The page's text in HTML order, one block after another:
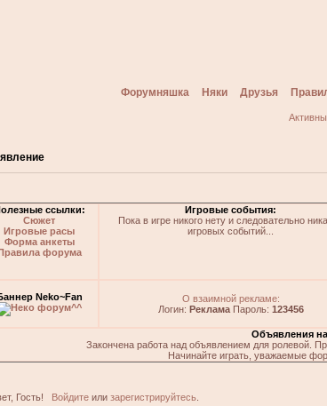
Форумняшка Няки Друзья
ссылки:
Сюжет
Игровые расы
Форма анкеты
Правила форума
Игровые события:
Пока в игре никого нету и следовательно
игровых событий...
Neko~Fan
О взаимной рекламе:
Логин: РекламаПароль: 123456
Объявления
Закончена работа над объявлением для ролевой.
Начинайте играть, уважаемые
Гость! Войдитеили зарегистрируйтесь.